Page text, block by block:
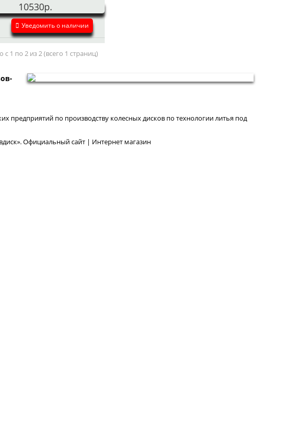
10530р.
Уведомить о наличии
с 1 по 2 из 2 (всего 1 страниц)
предприятий по производству колесных дисков по технологии литья под
Официальный сайт | Интернет магазин